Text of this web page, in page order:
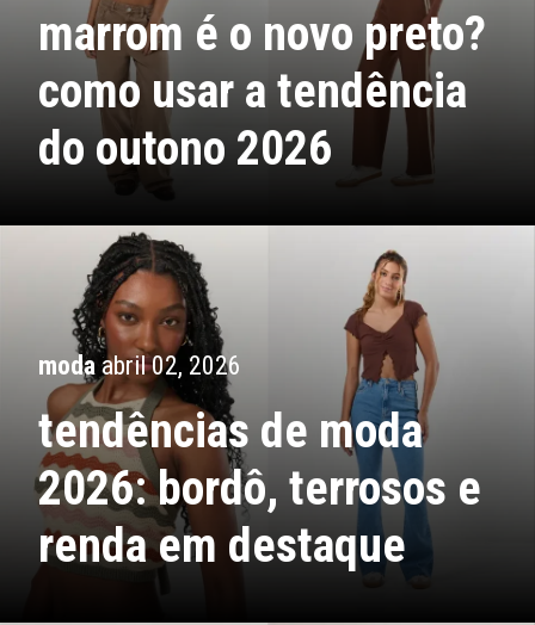
marrom é o novo preto?
como usar a tendência
do outono 2026
moda abril 02, 2026
tendências de moda
2026: bordô, terrosos e
renda em destaque